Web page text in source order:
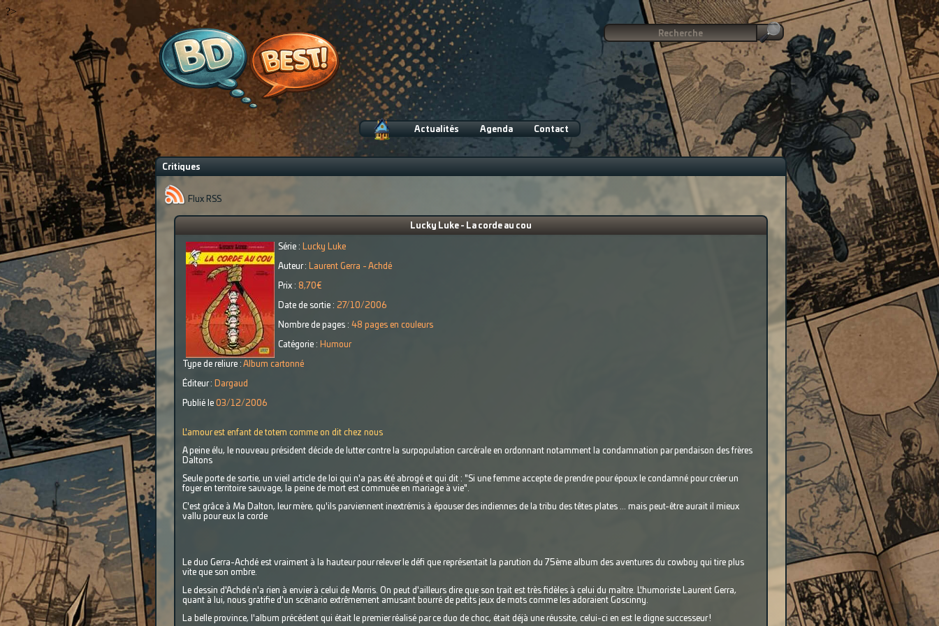
?>
Actualités Agenda Contact
Critiques
Flux RSS
Lucky Luke - La corde au cou
Série : Lucky Luke
Auteur : Laurent Gerra - Achdé
Prix : 8,70€
Date de sortie : 27/10/2006
Nombre de pages : 48 pages en couleurs
Catégorie : Humour
Type de reliure : Album cartonné
Éditeur : Dargaud
Publié le 03/12/2006
L'amour est enfant de totem comme on dit chez nous
A peine élu, le nouveau président décide de lutter contre la surpopulation carcérale en ordonnant notamment la condamnation par pendaison des frères
Daltons
Seule porte de sortie, un vieil article de loi qui n'a pas été abrogé et qui dit : "Si une femme accepte de prendre pour époux le condamné pour créer un
foyer en territoire sauvage, la peine de mort est commuée en mariage à vie".
C'est grâce à Ma Dalton, leur mère, qu'ils parviennent inextrémis à épouser des indiennes de la tribu des têtes plates ... mais peut-être aurait il mieux
vallu pour eux la corde
Le duo Gerra-Achdé est vraiment à la hauteur pour relever le défi que représentait la parution du 75ème album des aventures du cowboy qui tire plus
vite que son ombre.
Le dessin d'Achdé n'a rien à envier à celui de Morris. On peut d'ailleurs dire que son trait est très fidèles à celui du maître. L'humoriste Laurent Gerra,
quant à lui, nous gratifie d'un scénario extrêmement amusant bourré de petits jeux de mots comme les adoraient Goscinny.
La belle province, l'album précédent qui était le premier réalisé par ce duo de choc, était déjà une réussite, celui-ci en est le digne successeur !